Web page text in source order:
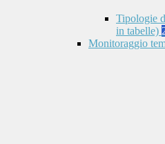
Tipologie
in tabelle)
Monitoraggio